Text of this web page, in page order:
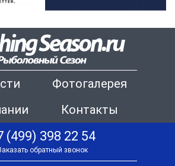
Фотогалерея
Контакты
(499) 398 22 54
обратный звонок